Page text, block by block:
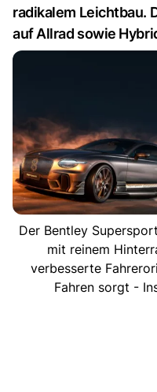
radikalem Leichtbau.
auf Allrad sowie
Der Bentley
mit reinem
verbesserte
Fahren sorgt -